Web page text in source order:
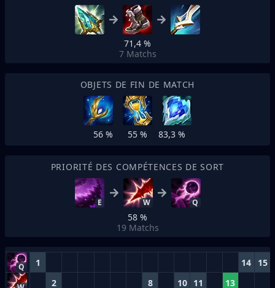
71,4 %
7 Matchs
OBJETS DE FIN DE MATCH
56 % 55 % 83,3 %
PRIORITÉ DES COMPÉTENCES DE SORT
E W Q
58 %
19 Matchs
Q 1 14 15
2 8 10 11 13